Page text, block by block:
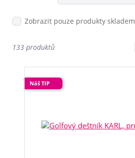
Zobrazit pouze produkty skladem
133 produktů
Náš TIP